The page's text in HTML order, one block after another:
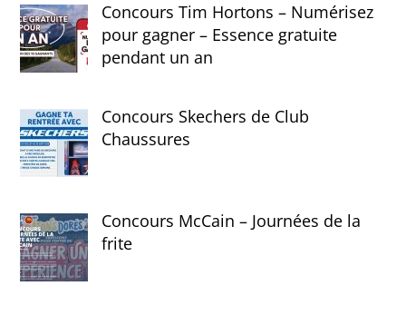
Concours Tim Hortons – Numérisez
pour gagner – Essence gratuite
pendant un an
Concours Skechers de Club
Chaussures
Concours McCain – Journées de la
frite